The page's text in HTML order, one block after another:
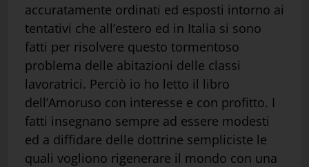
accuratamente ordinati ed esposti intorno ai
tentativi che all’estero ed in Italia si sono
fatti per risolvere questo tormentoso
problema delle abitazioni delle classi
lavoratrici. Perciò io ho letto il libro
dell’Amoruso con interesse e con profitto. I
fatti insegnano sempre ad essere modesti
ed a diffidare delle dottrine sempliciste le
quali vogliono rigenerare il mondo con una